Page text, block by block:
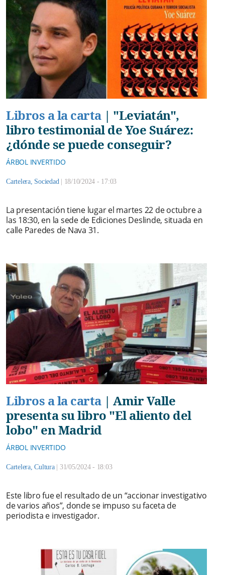
Libros a la carta| "Leviatán",
libro testimonial de Yoe Suárez:
¿dónde se puede conseguir?
ÁRBOL INVERTIDO
Cartelera, Sociedad | 18/10/2024 - 17:03
La presentación tiene lugar el martes 22 de octubre a
las 18:30, en la sede de Ediciones Deslinde, situada en
calle Paredes de Nava 31.
Libros a la carta| Amir Valle
presenta su libro "El aliento del
lobo" en Madrid
ÁRBOL INVERTIDO
Cartelera,Cultura | 31/05/2024 - 18:03
Este libro fue el resultado de un “accionar investigativo
de varios años”, donde se impuso su faceta de
periodista e investigador.